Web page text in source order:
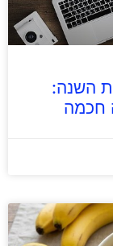
השנה:
חכמה